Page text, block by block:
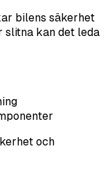
bilens säkerhet
slitna kan det leda
och